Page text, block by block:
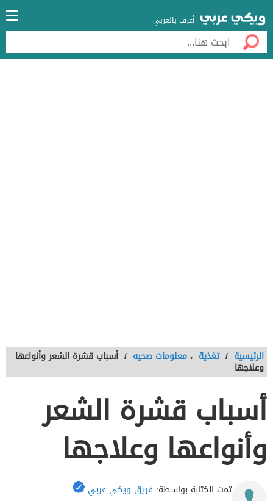
أعرف بالعربي
الرئيسية / تغذية ، معلومات صحيه / أسباب قشرة الشعر وأنواعها
وعلاجها
أسباب قشرة الشعر
وأنواعها وعلاجها
تمت الكتابة بواسطة: فريق ويكي عربي